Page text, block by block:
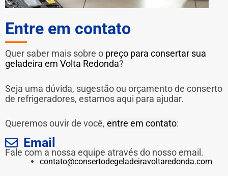
Entre em contato
Quer saber mais sobre o preço para consertar sua
geladeira em Volta Redonda?
Seja uma dúvida, sugestão ou orçamento de conserto
de refrigeradores, estamos aqui para ajudar.
Queremos ouvir de você, entre em contato:
Email
Fale com a nossa equipe através do nosso email.
contato@consertodegeladeiravoltaredonda.com